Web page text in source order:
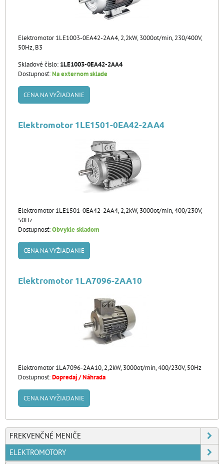
Elektromotor 1LE1003-0EA42-2AA4, 2,2kW, 3000ot/min, 230/400V,
50Hz, B3
Skladové číslo: 1LE1003-0EA42-2AA4
Dostupnosť:Na externom sklade
CENA NA VYŽIADANIE
Elektromotor 1LE1501-0EA42-2AA4
Elektromotor 1LE1501-0EA42-2AA4, 2,2kW, 3000ot/min, 400/230V,
50Hz
Dostupnosť:Obvykle skladom
CENA NA VYŽIADANIE
Elektromotor 1LA7096-2AA10
Elektromotor 1LA7096-2AA10, 2,2kW, 3000ot/min, 400/230V, 50Hz
Dostupnosť:Dopredaj / Náhrada
CENA NA VYŽIADANIE
FREKVENČNÉ MENIČE
ELEKTROMOTORY